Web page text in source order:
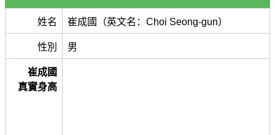
姓名 崔成國（英文名：Choi Seong-gun）
性別 男
崔成國
真實身高